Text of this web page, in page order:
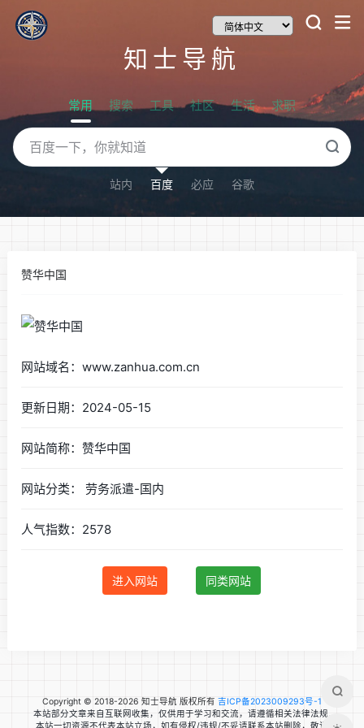
知士导航
常用 搜索 工具 社区 生活 求职
站内 百度 必应 谷歌
赞华中国
网站域名：www.zanhua.com.cn
更新日期：2024-05-15
网站简称：赞华中国
网站分类： 劳务派遣-国内
人气指数：2578
进入网站 同类网站
Copyright © 2018-2026 知士导航 版权所有 吉ICP备2023009293号-1
本站部分文章来自互联网收集，仅供用于学习和交流，请遵循相关法律法规.